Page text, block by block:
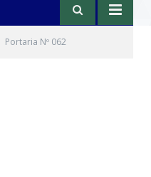
Portaria Nº 062